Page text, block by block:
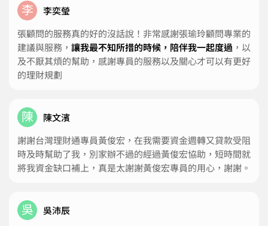
李
李奕瑩
張顧問的服務真的好的沒話說！非常感謝張瑜玲顧問專業的
建議與服務， 讓我最不知所措的時候，陪伴我一起度過 ，以
及不厭其煩的幫助，感謝專員的服務以及關心才可以有更好
的理財規劃
陳
陳文濱
謝謝台灣理財通專員黃俊宏，在我需要資金週轉又貸款受阻
時及時幫助了我，別家辦不過的經過黃俊宏協助，短時間就
將我資金缺口補上，真是太謝謝黃俊宏專員的用心，謝謝。
吳
吳沛辰